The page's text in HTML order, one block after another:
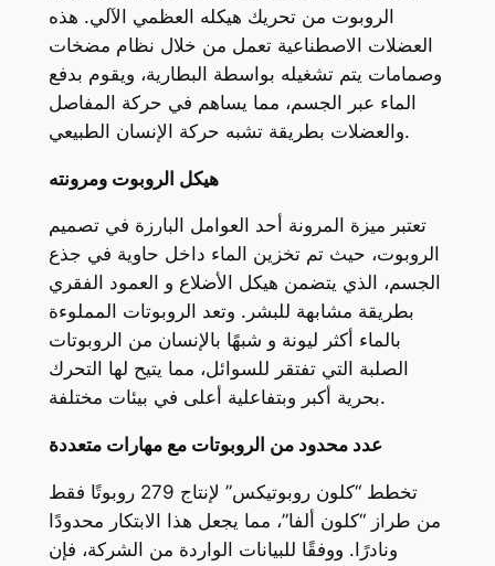
الروبوت من تحريك هيكله العظمي الآلي. هذه
العضلات الاصطناعية تعمل من خلال نظام مضخات
وصمامات يتم تشغيله بواسطة البطارية، ويقوم بدفع
الماء عبر الجسم، مما يساهم في حركة المفاصل
والعضلات بطريقة تشبه حركة الإنسان الطبيعي.
هيكل الروبوت ومرونته
تعتبر ميزة المرونة أحد العوامل البارزة في تصميم
الروبوت، حيث تم تخزين الماء داخل حاوية في جذع
الجسم، الذي يتضمن هيكل الأضلاع و العمود الفقري
بطريقة مشابهة للبشر. وتعد الروبوتات المملوءة
بالماء أكثر ليونة و شبهًا بالإنسان من الروبوتات
الصلبة التي تفتقر للسوائل، مما يتيح لها التحرك
بحرية أكبر وبتفاعلية أعلى في بيئات مختلفة.
عدد محدود من الروبوتات مع مهارات متعددة
تخطط “كلون روبوتيكس” لإنتاج 279 روبوتًا فقط
من طراز “كلون ألفا”، مما يجعل هذا الابتكار محدودًا
ونادرًا. ووفقًا للبيانات الواردة من الشركة، فإن